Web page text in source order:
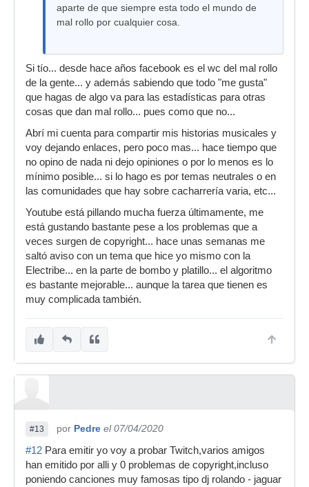
aparte de que siempre esta todo el mundo de
mal rollo por cualquier cosa.
Si tío... desde hace años facebook es el wc del mal rollo
de la gente... y además sabiendo que todo "me gusta"
que hagas de algo va para las estadísticas para otras
cosas que dan mal rollo... pues como que no...
Abrí mi cuenta para compartir mis historias musicales y
voy dejando enlaces, pero poco mas... hace tiempo que
no opino de nada ni dejo opiniones o por lo menos es lo
mínimo posible... si lo hago es por temas neutrales o en
las comunidades que hay sobre cacharrería varia, etc...
Youtube está pillando mucha fuerza últimamente, me
está gustando bastante pese a los problemas que a
veces surgen de copyright... hace unas semanas me
saltó aviso con un tema que hice yo mismo con la
Electribe... en la parte de bombo y platillo... el algoritmo
es bastante mejorable... aunque la tarea que tienen es
muy complicada también.
#13 por Pedre el 07/04/2020
#12 Para emitir yo voy a probar Twitch,varios amigos
han emitido por alli y 0 problemas de copyright,incluso
poniendo canciones muy famosas tipo dj rolando - jaguar